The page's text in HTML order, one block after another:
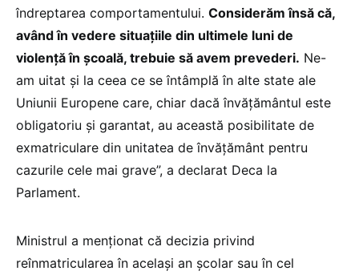
îndreptarea comportamentului. Considerăm însă că,
având în vedere situaţiile din ultimele luni de
violenţă în şcoală, trebuie să avem prevederi. Ne-
am uitat şi la ceea ce se întâmplă în alte state ale
Uniunii Europene care, chiar dacă învăţământul este
obligatoriu şi garantat, au această posibilitate de
exmatriculare din unitatea de învăţământ pentru
cazurile cele mai grave”, a declarat Deca la
Parlament.
Ministrul a menţionat că decizia privind
reînmatricularea în acelaşi an şcolar sau în cel